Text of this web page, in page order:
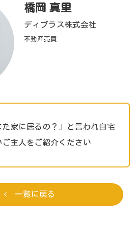
橋岡 真里
ディプラス株式会社
不動産売買
家に居るの？」と言われ自宅
主人をご紹介ください
一覧に戻る